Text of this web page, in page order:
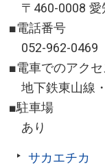
〒460-0008 愛
■電話番号
052-962-0469
■電車でのアクセ
地下鉄東山線
■駐車場
あり
サカエチカ